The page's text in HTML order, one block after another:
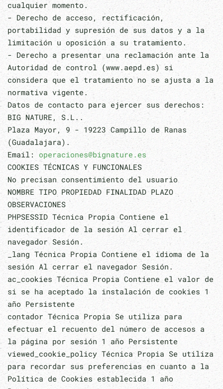
cualquier momento.
- Derecho de acceso, rectificación,
portabilidad y supresión de sus datos y a la
limitación u oposición a su tratamiento.
- Derecho a presentar una reclamación ante la
Autoridad de control (www.aepd.es) si
considera que el tratamiento no se ajusta a la
normativa vigente.
Datos de contacto para ejercer sus derechos:
BIG NATURE, S.L..
Plaza Mayor, 9 - 19223 Campillo de Ranas
(Guadalajara).
Email: operaciones@bignature.es
COOKIES TÉCNICAS Y FUNCIONALES
No precisan consentimiento del usuario
NOMBRE TIPO PROPIEDAD FINALIDAD PLAZO
OBSERVACIONES
PHPSESSID Técnica Propia Contiene el
identificador de la sesión Al cerrar el
navegador Sesión.
_lang Técnica Propia Contiene el idioma de la
sesión Al cerrar el navegador Sesión.
ac_cookies Técnica Propia Contiene el valor de
si se ha aceptado la instalación de cookies 1
año Persistente
contador Técnica Propia Se utiliza para
efectuar el recuento del número de accesos a
la página por sesión 1 año Persistente
viewed_cookie_policy Técnica Propia Se utiliza
para recordar sus preferencias en cuanto a la
Política de Cookies establecida 1 año